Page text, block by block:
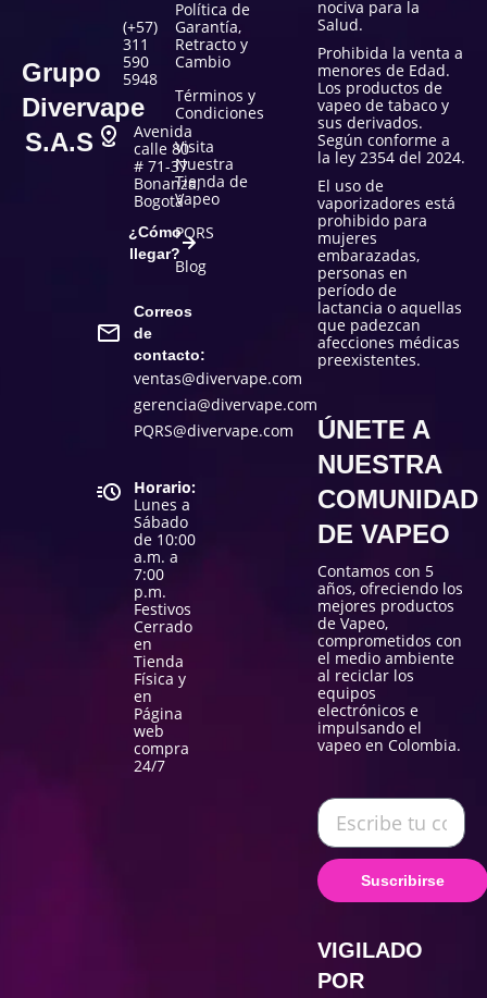
Grupo
Divervape
S.A.S
(+57)
311
590
5948
Avenida
calle 80
# 71-37
Bonanza,
Bogotá
¿Cómo
llegar?
Correos
de
contacto:
ventas@divervape.com
gerencia@divervape.com
PQRS@divervape.com
Horario:
Lunes a
Sábado
de 10:00
a.m. a
7:00
p.m.
Festivos
Cerrado
en
Tienda
Física y
en
Página
web
compra
24/7
Política de
Garantía,
Retracto y
Cambio
Términos y
Condiciones
Visita
Nuestra
Tienda de
Vapeo
PQRS
Blog
nociva para la
Salud.
Prohibida la venta a
menores de Edad.
Los productos de
vapeo de tabaco y
sus derivados.
Según conforme a
la ley 2354 del 2024.
El uso de
vaporizadores está
prohibido para
mujeres
embarazadas,
personas en
período de
lactancia o aquellas
que padezcan
afecciones médicas
preexistentes.
ÚNETE A
NUESTRA
COMUNIDAD
DE VAPEO
Contamos con 5
años, ofreciendo los
mejores productos
de Vapeo,
comprometidos con
el medio ambiente
al reciclar los
equipos
electrónicos e
impulsando el
vapeo en Colombia.
Suscribirse
VIGILADO
POR